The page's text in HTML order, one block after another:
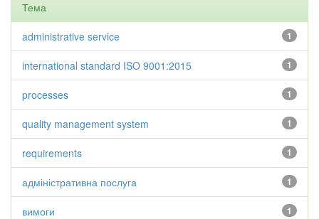
Тема
1
administrative service
1
international standard ISO 9001:2015
1
processes
1
quality management system
1
requirements
1
адміністративна послуга
1
вимоги